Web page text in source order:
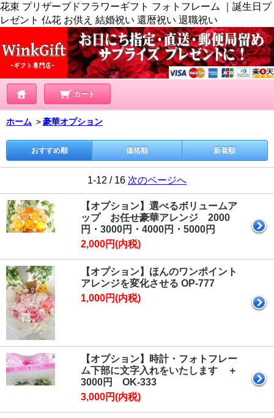
花束 プリザーブドフラワーギフト フォトフレーム ｜誕生日プ
レゼント 仏花 お供え 結婚祝い 還暦祝い 退職祝い
カート
ホーム ＞豪華オプション
おすすめ順 価格順 新着順
1-12 / 16 次のページへ
【オプション】選べるボリュームア
ップ お任せ豪華アレンジ 2000
円・3000円・4000円・5000円
2,000円(内税)
【オプション】ほんのワンポイント
アレンジを変化させる OP-777
1,000円(内税)
【オプション】時計・フォトフレー
ム下部に文字入れをいたします ＋
3000円 OK-333
3,000円(内税)